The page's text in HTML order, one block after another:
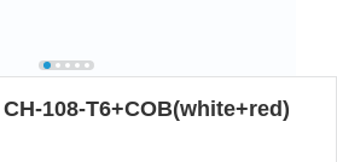
108-T6+СOB(white+red)